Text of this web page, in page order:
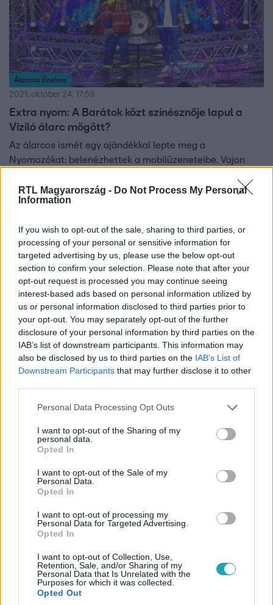
RTL Magyarország - Do Not Process My Personal
Information
If you wish to opt-out of the sale, sharing to third parties, or
processing of your personal or sensitive information for
targeted advertising by us, please use the below opt-out
section to confirm your selection. Please note that after your
opt-out request is processed you may continue seeing
interest-based ads based on personal information utilized by
us or personal information disclosed to third parties prior to
your opt-out. You may separately opt-out of the further
disclosure of your personal information by third parties on the
IAB’s list of downstream participants. This information may
also be disclosed by us to third parties on the IAB’s List of
Downstream Participants that may further disclose it to other
Please note that this website/app uses one or more Google
not limited to your visit or usage behaviour. You may click to
grant or deny consent to Google and its third-party tags to
use your data for below specified purposes in below Google
consent section.
Personal Data Processing Opt Outs
I want to opt-out of the Sharing of my
personal data.
Opted In
I want to opt-out of the Sale of my
Personal Data.
Opted In
I want to opt-out of processing my
Personal Data for Targeted Advertising.
Opted In
I want to opt-out of Collection, Use,
Retention, Sale, and/or Sharing of my
Personal Data that Is Unrelated with the
Purposes for which it was collected.
Opted Out
Álarcos Énekes
2021. október 24. 17:59
Extra nyom: A Barátok közt színésznője lapul a
Víziló álarc mögött?
Az álarcos ismét egy ajándékkal lepte meg a
Nyomozókat: belenézhettek a mobilüzeneteibe. Vajon
2:16
Álarcos Énekes
2021. október 17. 20:10
Nagy Ervin eddig biztos volt benne, hogy ki van a maszk
alatt, de nyomozótársai találgatása őt is meggyőzte,
hogy változtasson végső tippjén. Szerinted kit rejt az